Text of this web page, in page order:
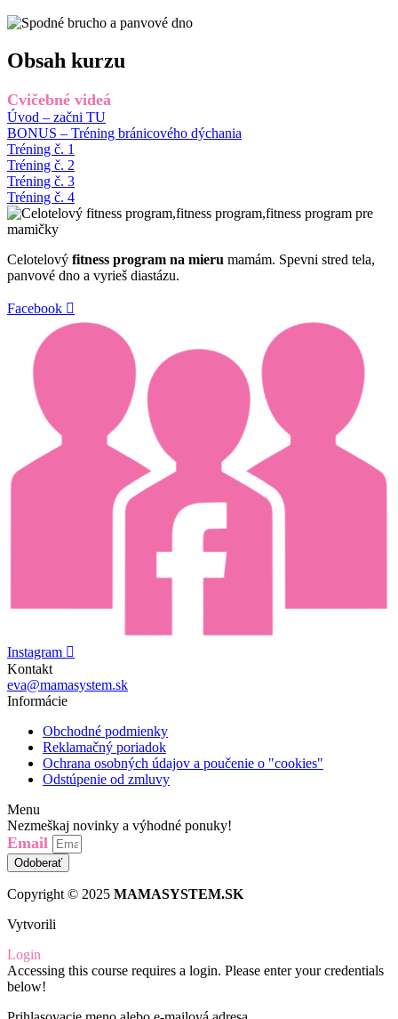
Obsah kurzu
Cvičebné videá
Úvod – začni TU
BONUS – Tréning bránicového dýchania
Tréning č. 1
Tréning č. 2
Tréning č. 3
Tréning č. 4
Celotelový fitness program na mieru mamám. Spevni stred tela,
panvové dno a vyrieš diastázu.
Facebook
Instagram
Kontakt
eva@mamasystem.sk
Informácie
Obchodné podmienky
Reklamačný poriadok
Ochrana osobných údajov a poučenie o "cookies"
Odstúpenie od zmluvy
Menu
Nezmeškaj novinky a výhodné ponuky!
Email
Odoberať
Copyright © 2025 MAMASYSTEM.SK
Vytvorili
Login
Accessing this course requires a login. Please enter your credentials
below!